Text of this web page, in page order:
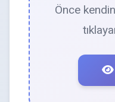
Önce